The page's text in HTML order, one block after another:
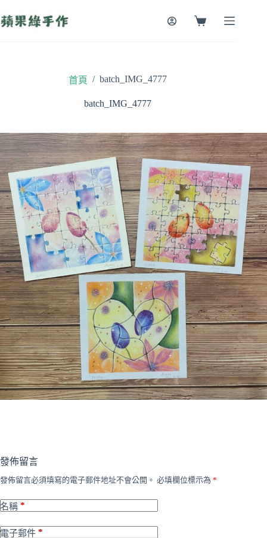
至
購
首頁 / batch_IMG_4777
batch_IMG_4777
發佈留言
發佈留言必須填寫的電子郵件地址不會公開。 必填欄位標示為 *
名稱 *
電子郵件 *